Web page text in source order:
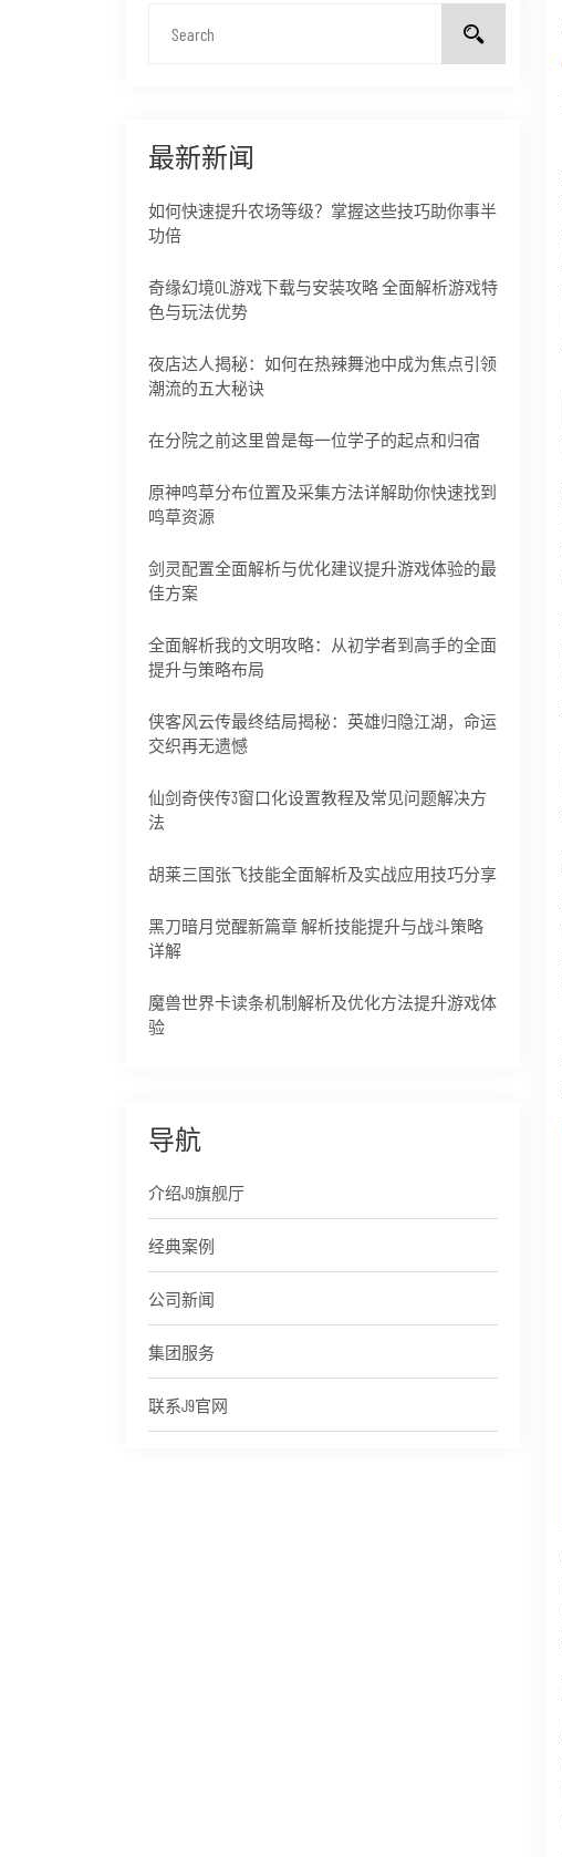
最新新闻
如何快速提升农场等级？掌握这些技巧助你事半
功倍
奇缘幻境OL游戏下载与安装攻略 全面解析游戏特
色与玩法优势
夜店达人揭秘：如何在热辣舞池中成为焦点引领
潮流的五大秘诀
在分院之前这里曾是每一位学子的起点和归宿
原神鸣草分布位置及采集方法详解助你快速找到
鸣草资源
剑灵配置全面解析与优化建议提升游戏体验的最
佳方案
全面解析我的文明攻略：从初学者到高手的全面
提升与策略布局
侠客风云传最终结局揭秘：英雄归隐江湖，命运
交织再无遗憾
仙剑奇侠传3窗口化设置教程及常见问题解决方
法
胡莱三国张飞技能全面解析及实战应用技巧分享
黑刀暗月觉醒新篇章 解析技能提升与战斗策略
详解
魔兽世界卡读条机制解析及优化方法提升游戏体
验
导航
介绍J9旗舰厅
经典案例
公司新闻
集团服务
联系J9官网